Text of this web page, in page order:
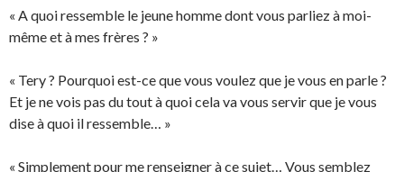
« A quoi ressemble le jeune homme dont vous parliez à moi-
même et à mes frères ? »
« Tery ? Pourquoi est-ce que vous voulez que je vous en parle ?
Et je ne vois pas du tout à quoi cela va vous servir que je vous
dise à quoi il ressemble… »
« Simplement pour me renseigner à ce sujet… Vous semblez